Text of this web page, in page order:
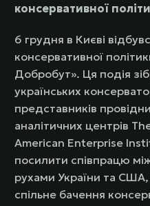
консервативної
6 грудня в Києві
консервативної
Добробут». Ця подія
українських
представників
аналітичних центрів
American Enterprise
посилити співпрацю
рухами України та
спільне бачення